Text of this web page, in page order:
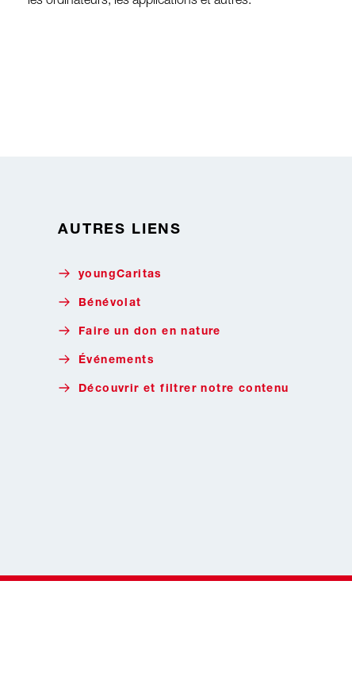
AUTRES LIENS
youngCaritas
Bénévolat
Faire un don en nature
Événements
Découvrir et filtrer notre contenu